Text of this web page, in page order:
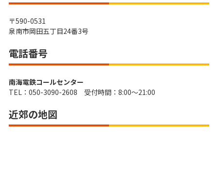
〒590-0531
泉南市岡田五丁目24番3号
電話番号
南海電鉄コールセンター
TEL：050-3090-2608 受付時間：8:00～21:00
近郊の地図